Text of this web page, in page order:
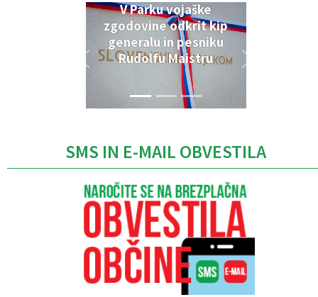
V Parku vojaške
zgodovine odkrit kip
generalu in pesniku
Rudolfu Maistru
SMS IN E-MAIL OBVESTILA